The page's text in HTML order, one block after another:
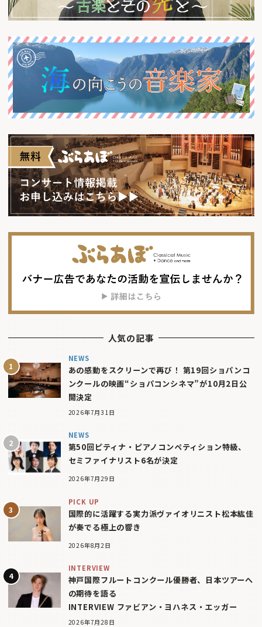
人気の記事
NEWS
あの感動をスクリーンで再び！ 第19回ショパンコ
ンクールの映画“ショパコンシネマ”が10月2日公
開決定
2026年7月31日
NEWS
第50回ピティナ・ピアノコンペティション特級、
セミファイナリスト6名が決定
2026年7月29日
PICK UP
国際的に活躍する実力派ヴァイオリニスト松本紘佳
が奏でる極上の響き
2026年8月2日
INTERVIEW
神戸国際フルートコンクール優勝者、日本ツアーへ
の期待を語る
INTERVIEW ファビアン・ヨハネス・エッガー
2026年7月28日